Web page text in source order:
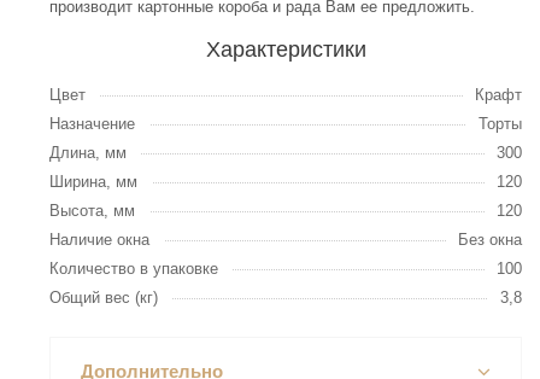
производит картонные короба и рада Вам ее предложить.
Характеристики
Цвет
Крафт
Назначение
Торты
Длина, мм
300
Ширина, мм
120
Высота, мм
120
Наличие окна
Без окна
Количество в упаковке
100
Общий вес (кг)
3,8
Дополнительно